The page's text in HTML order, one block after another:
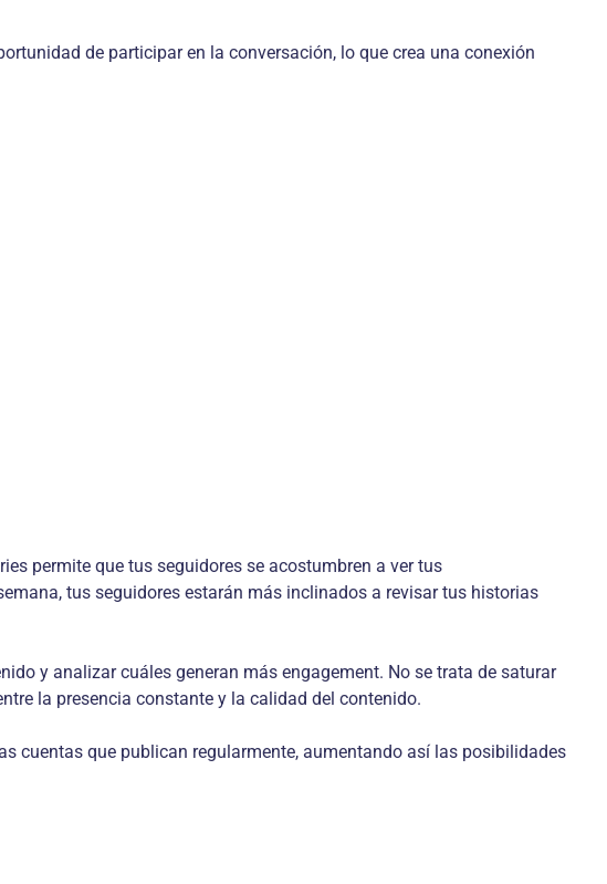
de participar en la conversación, lo que crea una conexión
permite que tus seguidores se acostumbren a ver tus
tus seguidores estarán más inclinados a revisar tus historias
y analizar cuáles generan más engagement. No se trata de saturar
la presencia constante y la calidad del contenido.
cuentas que publican regularmente, aumentando así las posibilidades